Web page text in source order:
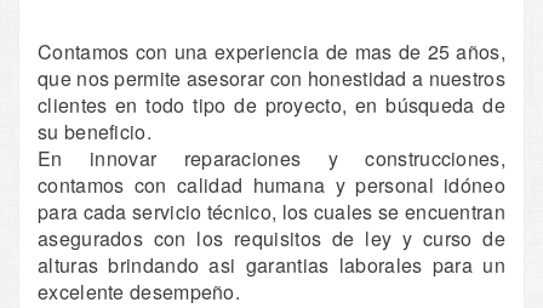
Contamos con una experiencia de mas de 25 años,
que nos permite asesorar con honestidad a nuestros
clientes en todo tipo de proyecto, en búsqueda de
su beneficio.
En innovar reparaciones y construcciones,
contamos con calidad humana y personal idóneo
para cada servicio técnico, los cuales se encuentran
asegurados con los requisitos de ley y curso de
alturas brindando asi garantias laborales para un
excelente desempeño.